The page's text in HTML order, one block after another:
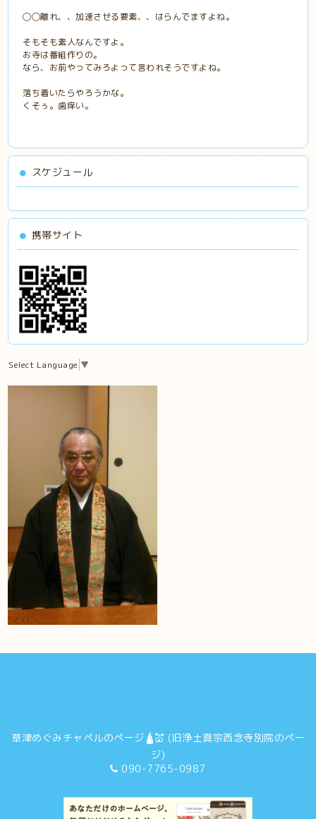
◯◯離れ、、加速させる要素、、はらんでますよね。
そもそも素人なんですよ。
お寺は番組作りの。
なら、お前やってみろよって言われそうですよね。
落ち着いたらやろうかな。
くそぅ。歯痒い。
スケジュール
携帯サイト
Select Language ▼
草津めぐみチャペルのページ🛕💒 (旧浄土真宗西念寺別院のペー
ジ)
090-7765-0987